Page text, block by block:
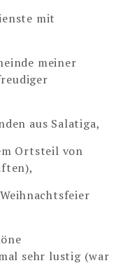
mit
meiner
aus Salatiga,
Ortsteil von
sehr lustig (war